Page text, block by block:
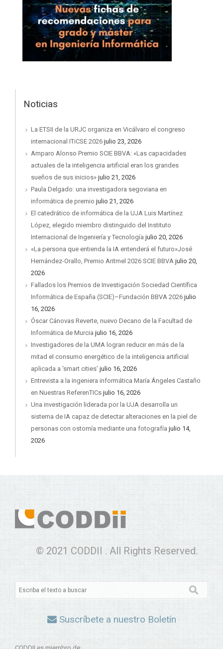
Noticias
La ETSII de la URJC organiza en Vicálvaro el congreso
internacional ITiCSE 2026 julio 23, 2026
Amparo Alonso Premio SCIE BBVA: «Las capacidades
actuales de la inteligencia artificial eran los grandes
sueños de sus inicios» julio 21, 2026
Paula Delgado: una investigadora segoviana en
informática de premio julio 21, 2026
El catedrático de informática de la UJA Luis Martínez
López, elegido miembro distinguido del Instituto
Internacional de Ingeniería y Tecnología julio 20, 2026
«La persona que entienda la IA entenderá el futuro»José
Hernández-Orallo, Premio Aritmel 2026 SCIE BBVA julio 20,
2026
Fallados los Premios de Investigación Sociedad Científica
Informática de España (SCIE)–Fundación BBVA 2026 julio
16, 2026
Óscar Cánovas Reverte, nuevo Decano de la Facultad de
Informática de Murcia julio 16, 2026
Investigadores de la UMA logran reducir en más de la
mitad el consumo energético de la inteligencia artificial
aplicada a ‘smart cities’ julio 16, 2026
Entrevista a la ingeniera informática María Ángeles Castaño
en Nuestras ReferenTICs julio 16, 2026
Una investigación liderada por la UJA desarrolla un
sistema de IA capaz de detectar alteraciones en la piel de
personas con ostomía mediante una fotografía julio 14,
2026
© 2021 CODDII . All Rights Reserved.
Suscríbete a nuestro Boletín